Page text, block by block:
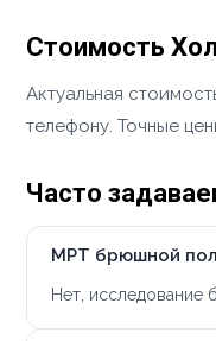
Стоимость
Актуальная
телефону. Точные
Часто
МРТ брюшной
Нет, исследование